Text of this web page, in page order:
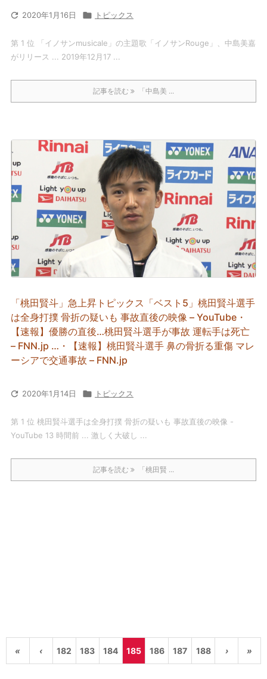
 2020年1月16日  トピックス
第 1 位 「イノサンmusicale」の主題歌「イノサンRouge」、中島美嘉
がリリース ... 2019年12月17 ...
記事を読む 「中島美 ...
「桃田賢斗」急上昇トピックス「ベスト5」桃田賢斗選手
は全身打撲 骨折の疑いも 事故直後の映像 – YouTube・
【速報】優勝の直後…桃田賢斗選手が事故 運転手は死亡
– FNN.jp …・【速報】桃田賢斗選手 鼻の骨折る重傷 マレ
ーシアで交通事故 – FNN.jp
 2020年1月14日  トピックス
第 1 位 桃田賢斗選手は全身打撲 骨折の疑いも 事故直後の映像 -
YouTube 13 時間前 ... 激しく大破し ...
記事を読む 「桃田賢 ...
« ‹ 182 183 184 185 186 187 188 › »